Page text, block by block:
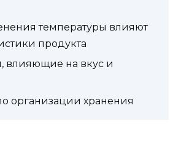
температуры влияют
продукта
влияющие на вкус и
организации хранения